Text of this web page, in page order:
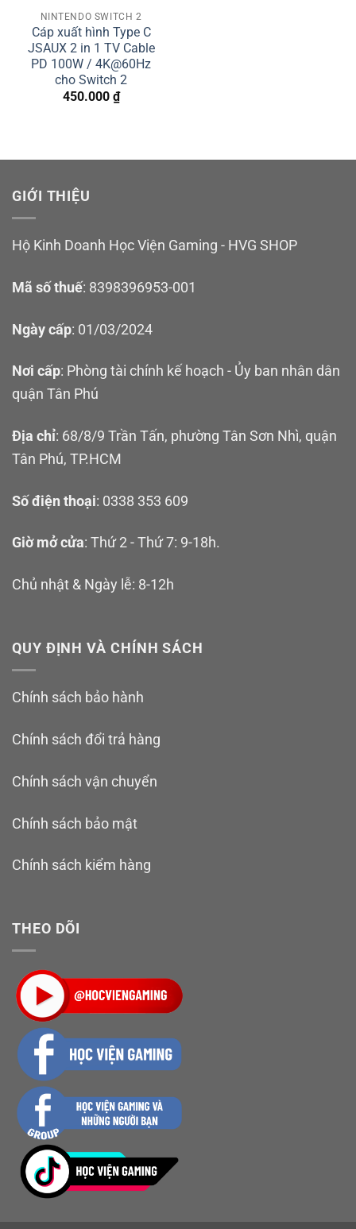
NINTENDO SWITCH 2
Cáp xuất hình Type C
JSAUX 2 in 1 TV Cable
PD 100W / 4K@60Hz
cho Switch 2
450.000 ₫
GIỚI THIỆU
Hộ Kinh Doanh Học Viện Gaming - HVG SHOP
Mã số thuế: 8398396953-001
Ngày cấp: 01/03/2024
Nơi cấp: Phòng tài chính kế hoạch - Ủy ban nhân dân
quận Tân Phú
Địa chỉ: 68/8/9 Trần Tấn, phường Tân Sơn Nhì, quận
Tân Phú, TP.HCM
Số điện thoại: 0338 353 609
Giờ mở cửa: Thứ 2 - Thứ 7: 9-18h.
Chủ nhật & Ngày lễ: 8-12h
QUY ĐỊNH VÀ CHÍNH SÁCH
Chính sách bảo hành
Chính sách đổi trả hàng
Chính sách vận chuyển
Chính sách bảo mật
Chính sách kiểm hàng
THEO DÕI